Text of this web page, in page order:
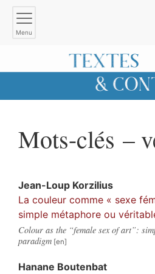
Menu
Mots-clés –
Jean-Loup Korzilius
La couleur comme « sexe
simple métaphore ou
Colour as the “female sex of art”:
paradigm
Hanane Boutenbat